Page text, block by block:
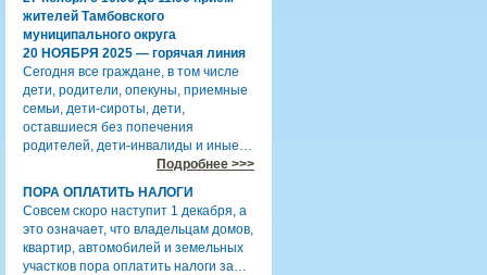
жителей Тамбовского
муниципального округа
20 НОЯБРЯ 2025 — горячая линия
Сегодня все граждане, в том числе
дети, родители, опекуны, приемные
семьи, дети-сироты, дети,
оставшиеся без попечения
родителей, дети-инвалиды и иные…
Подробнее >>>
ПОРА ОПЛАТИТЬ НАЛОГИ
Совсем скоро наступит 1 декабря, а
это означает, что владельцам домов,
квартир, автомобилей и земельных
участков пора оплатить налоги за…